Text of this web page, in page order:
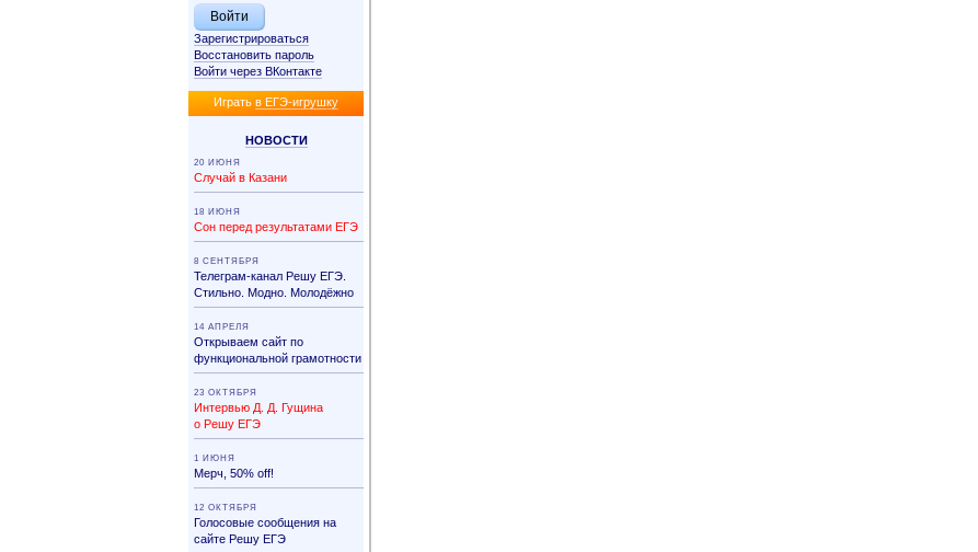
Зарегистрироваться
Восстановить пароль
Войти через ВКонтакте
Иг­рать в ЕГЭ-иг­руш­ку
НО­ВО­СТИ
20 ИЮНЯ
Случай в Казани
18 ИЮНЯ
Сон перед результатами ЕГЭ
8 СЕНТЯБРЯ
Телеграм-канал Решу ЕГЭ.
Стильно. Модно. Молодёжно
14 АПРЕЛЯ
Открываем сайт по
функциональной грамотности
23 ОКТЯБРЯ
Интервью Д. Д. Гущина
о Решу ЕГЭ
1 ИЮНЯ
Мерч, 50% off!
12 ОКТЯБРЯ
Голосовые сообщения на
сайте Решу ЕГЭ